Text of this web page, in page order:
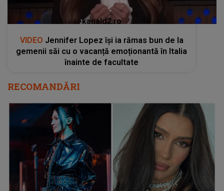
kanald2.ro
VIDEO Jennifer Lopez își ia rămas bun de la
gemenii săi cu o vacanță emoționantă în Italia
înainte de facultate
RECOMANDĂRI